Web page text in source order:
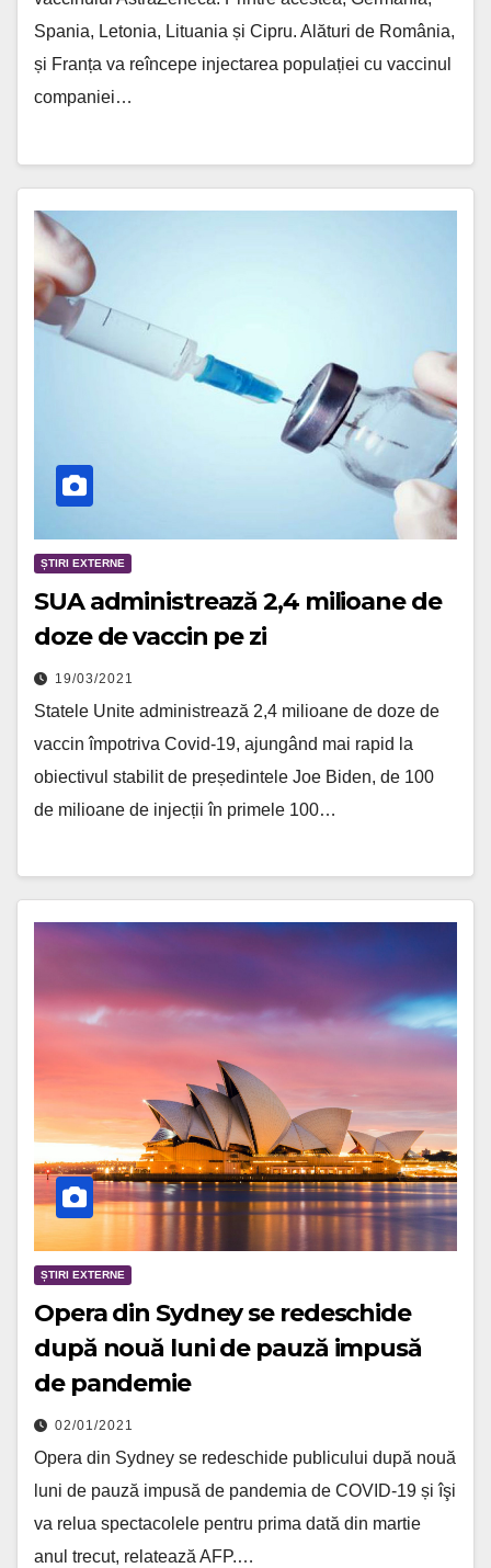
Spania, Letonia, Lituania și Cipru. Alături de România,
și Franța va reîncepe injectarea populației cu vaccinul
companiei…
ȘTIRI EXTERNE
SUA administrează 2,4 milioane de
doze de vaccin pe zi
19/03/2021
Statele Unite administrează 2,4 milioane de doze de
vaccin împotriva Covid-19, ajungând mai rapid la
obiectivul stabilit de președintele Joe Biden, de 100
de milioane de injecții în primele 100…
ȘTIRI EXTERNE
Opera din Sydney se redeschide
după nouă luni de pauză impusă
de pandemie
02/01/2021
Opera din Sydney se redeschide publicului după nouă
luni de pauză impusă de pandemia de COVID-19 și îşi
va relua spectacolele pentru prima dată din martie
anul trecut, relatează AFP.…